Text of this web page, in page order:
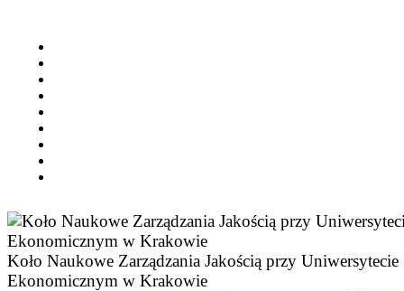
Koło Naukowe Zarządzania Jakością przy Uniwersytecie
Ekonomicznym w Krakowie